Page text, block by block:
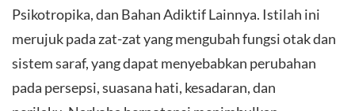
Psikotropika, dan Bahan Adiktif Lainnya. Istilah ini
merujuk pada zat-zat yang mengubah fungsi otak dan
sistem saraf, yang dapat menyebabkan perubahan
pada persepsi, suasana hati, kesadaran, dan